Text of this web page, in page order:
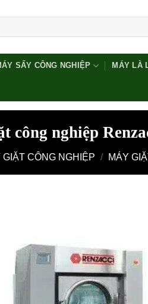
SẤY CÔNG NGHIỆP MÁY LÀ
công nghiệp
GIẶT CÔNG NGHIỆP / MÁY